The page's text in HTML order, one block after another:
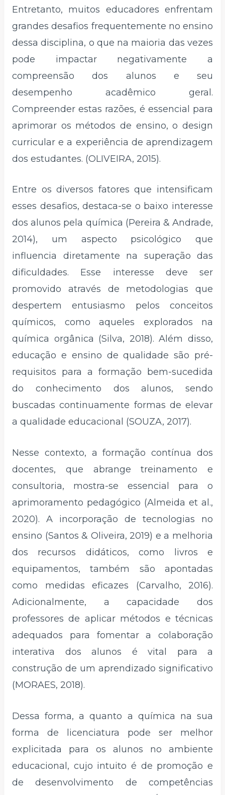
Entretanto, muitos educadores enfrentam
grandes desafios frequentemente no ensino
dessa disciplina, o que na maioria das vezes
pode impactar negativamente a
compreensão dos alunos e seu
desempenho acadêmico geral.
Compreender estas razões, é essencial para
aprimorar os métodos de ensino, o design
curricular e a experiência de aprendizagem
dos estudantes. (OLIVEIRA, 2015).
Entre os diversos fatores que intensificam
esses desafios, destaca-se o baixo interesse
dos alunos pela química (Pereira & Andrade,
2014), um aspecto psicológico que
influencia diretamente na superação das
dificuldades. Esse interesse deve ser
promovido através de metodologias que
despertem entusiasmo pelos conceitos
químicos, como aqueles explorados na
química orgânica (Silva, 2018). Além disso,
educação e ensino de qualidade são pré-
requisitos para a formação bem-sucedida
do conhecimento dos alunos, sendo
buscadas continuamente formas de elevar
a qualidade educacional (SOUZA, 2017).
Nesse contexto, a formação contínua dos
docentes, que abrange treinamento e
consultoria, mostra-se essencial para o
aprimoramento pedagógico (Almeida et al.,
2020). A incorporação de tecnologias no
ensino (Santos & Oliveira, 2019) e a melhoria
dos recursos didáticos, como livros e
equipamentos, também são apontadas
como medidas eficazes (Carvalho, 2016).
Adicionalmente, a capacidade dos
professores de aplicar métodos e técnicas
adequados para fomentar a colaboração
interativa dos alunos é vital para a
construção de um aprendizado significativo
(MORAES, 2018).
Dessa forma, a quanto a química na sua
forma de licenciatura pode ser melhor
explicitada para os alunos no ambiente
educacional, cujo intuito é de promoção e
de desenvolvimento de competências